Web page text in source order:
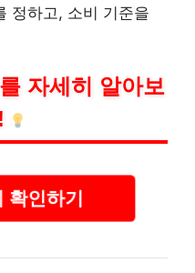
정하고, 소비 기준을
자세히 알아보
인하기